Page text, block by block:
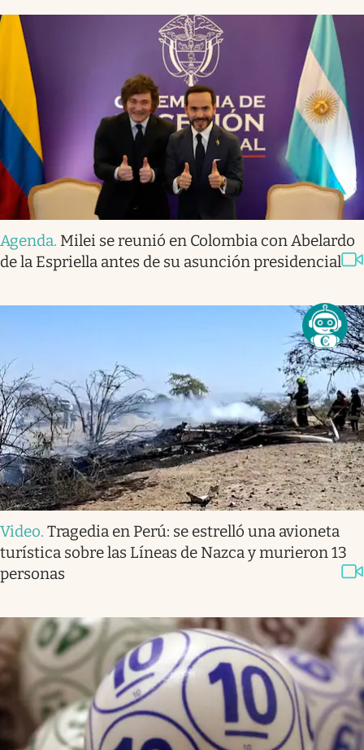
Agenda. Milei se reunió en Colombia con Abelardo
de la Espriella antes de su asunción presidencial
Video. Tragedia en Perú: se estrelló una avioneta
turística sobre las Líneas de Nazca y murieron 13
personas